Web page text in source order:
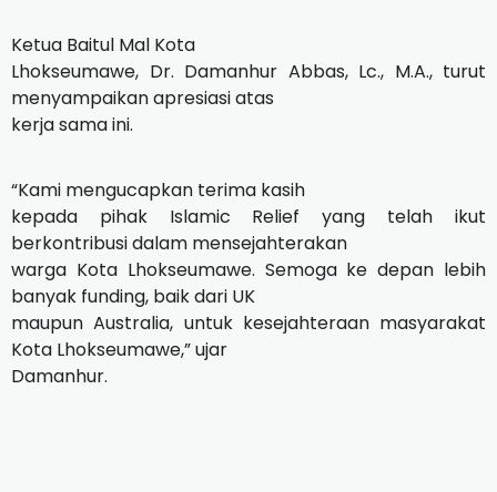
Ketua Baitul Mal Kota
Lhokseumawe, Dr. Damanhur Abbas, Lc., M.A., turut
menyampaikan apresiasi atas
kerja sama ini.
“Kami mengucapkan terima kasih
kepada pihak Islamic Relief yang telah ikut
berkontribusi dalam mensejahterakan
warga Kota Lhokseumawe. Semoga ke depan lebih
banyak funding, baik dari UK
maupun Australia, untuk kesejahteraan masyarakat
Kota Lhokseumawe,” ujar
Damanhur.